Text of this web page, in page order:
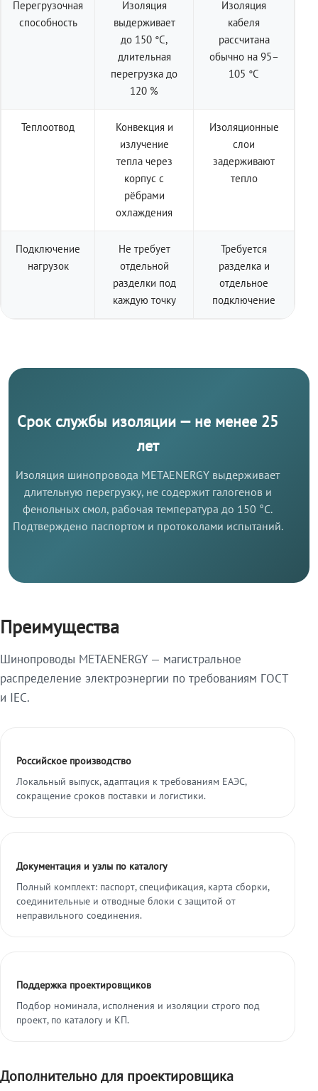
Перегрузочная
способность
Изоляция
выдерживает
до 150 °C,
длительная
перегрузка до
120 %
Изоляция
кабеля
рассчитана
обычно на 95–
105 °C
Теплоотвод
Конвекция и
излучение
тепла через
корпус с
рёбрами
охлаждения
Изоляционные
слои
задерживают
тепло
Подключение
нагрузок
Не требует
отдельной
разделки под
каждую точку
Требуется
разделка и
отдельное
подключение
Срок службы изоляции — не менее 25
лет
Изоляция шинопровода METAENERGY выдерживает
длительную перегрузку, не содержит галогенов и
фенольных смол, рабочая температура до 150 °C.
Подтверждено паспортом и протоколами испытаний.
Преимущества
Шинопроводы METAENERGY — магистральное
распределение электроэнергии по требованиям ГОСТ
и IEC.
Российское производство
Локальный выпуск, адаптация к требованиям ЕАЭС,
сокращение сроков поставки и логистики.
Документация и узлы по каталогу
Полный комплект: паспорт, спецификация, карта сборки,
соединительные и отводные блоки с защитой от
неправильного соединения.
Поддержка проектировщиков
Подбор номинала, исполнения и изоляции строго под
проект, по каталогу и КП.
Дополнительно для проектировщика